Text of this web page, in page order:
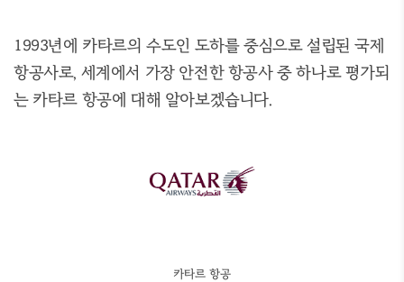
1993년에 카타르의 수도인 도하를 중심으로 설립된 국제
항공사로, 세계에서 가장 안전한 항공사 중 하나로 평가되
는 카타르 항공에 대해 알아보겠습니다.
카타르 항공